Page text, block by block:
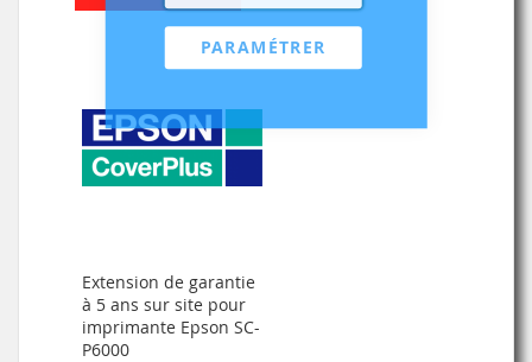
PARAMÉTRER
Extension de garantie
à 5 ans sur site pour
imprimante Epson SC-
P6000